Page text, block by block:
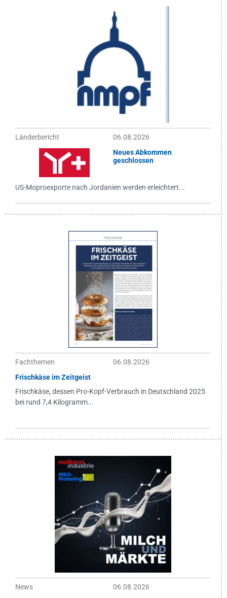
Länderbericht
06.08.2026
Neues Abkommen
geschlossen
US-Moproexporte nach Jordanien werden erleichtert...
Fachthemen
06.08.2026
Frischkäse im Zeitgeist
Frischkäse, dessen Pro-Kopf-Verbrauch in Deutschland 2025
bei rund 7,4 Kilogramm...
News
06.08.2026